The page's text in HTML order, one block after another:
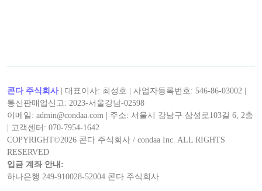
< 캡틴후크 >의 최신 콘텐츠!